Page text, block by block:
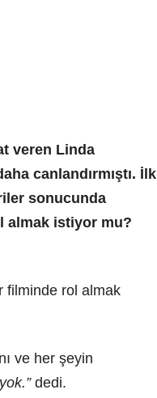
veren Linda
canlandırmıştı. İlk
sonucunda
almak istiyor mu?
filminde rol almak
ve her şeyin
dedi.